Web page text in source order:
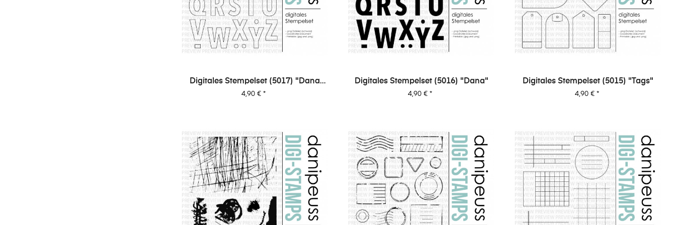
Digitales Stempelset (5017) "Dana
Outline"
Preis
4,90 €*
Digitales Stempelset (5016) "Dana"
Preis
4,90 € *
Digitales Stempelset (5015) "Tags"
Preis
4,90 €*